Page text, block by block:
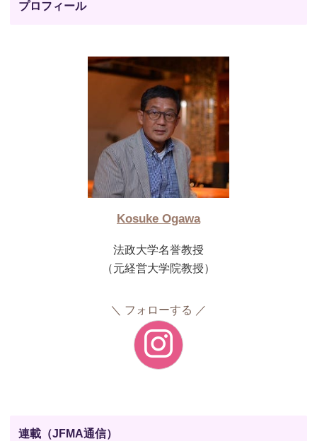
プロフィール
Kosuke Ogawa
法政大学名誉教授
（元経営大学院教授）
フォローする
連載（JFMA通信）